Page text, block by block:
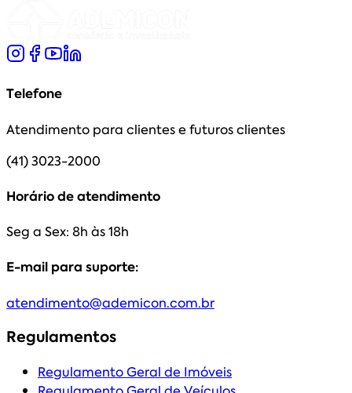
Telefone
Atendimento para clientes e futuros clientes
(41) 3023-2000
Horário de atendimento
Seg a Sex: 8h às 18h
E-mail para suporte:
atendimento@ademicon.com.br
Regulamentos
Regulamento Geral de Imóveis